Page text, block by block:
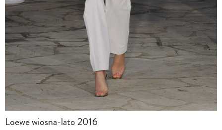
Loewe wiosna-lato 2016